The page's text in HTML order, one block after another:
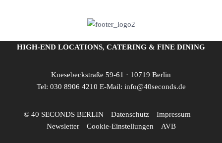
HIGH-END LOCATIONS, CATERING & FINE DINING
Knesebeckstraße 59-61 · 10719 Berlin
Tel: 030 8906 4210 E-Mail: info@40seconds.de
© 40 SECONDS BERLIN Datenschutz
Impressum
Newsletter
Cookie-Einstellungen AVB